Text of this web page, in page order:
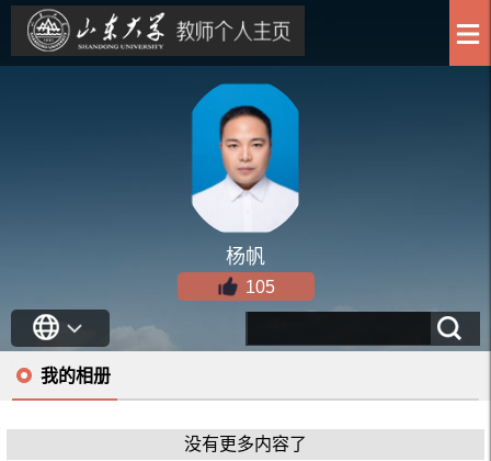
杨帆
105
我的相册
没有更多内容了